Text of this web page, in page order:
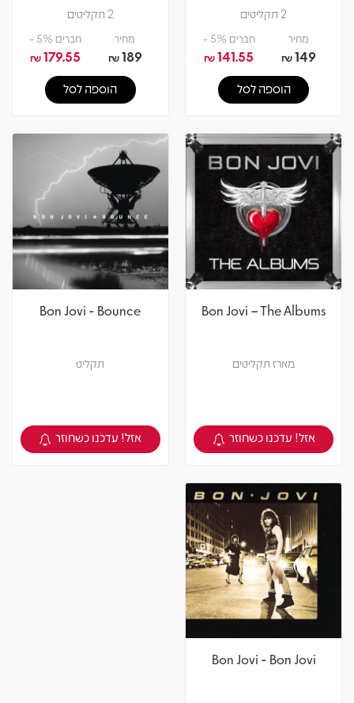
2 תקליטים
מחיר
149
₪
חברים 5% -
141.55
₪
הוספה לסל
2 תקליטים
מחיר
189
₪
חברים 5% -
179.55
₪
הוספה לסל
Bon Jovi – The Albums
מארז תקליטים
צפיה במוצר
אזל! עדכנו כשחוזר
Bon Jovi - Bounce
תקליט
צפיה במוצר
אזל! עדכנו כשחוזר
Bon Jovi - Bon Jovi